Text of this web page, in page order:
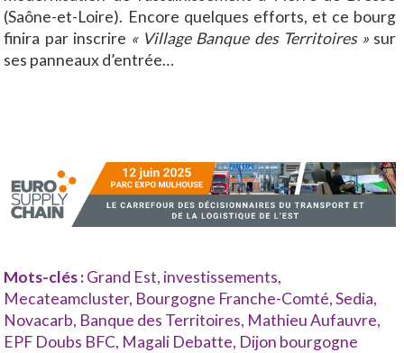
(Saône-et-Loire). Encore quelques efforts, et ce bourg
finira par inscrire « Village Banque des Territoires »sur
ses panneaux d’entrée…
Mots-clés :Grand Est, investissements,
Mecateamcluster, Bourgogne Franche-Comté,Sedia,
Novacarb, Banque des Territoires, Mathieu Aufauvre,
EPF Doubs BFC, Magali Debatte, Dijon bourgogne